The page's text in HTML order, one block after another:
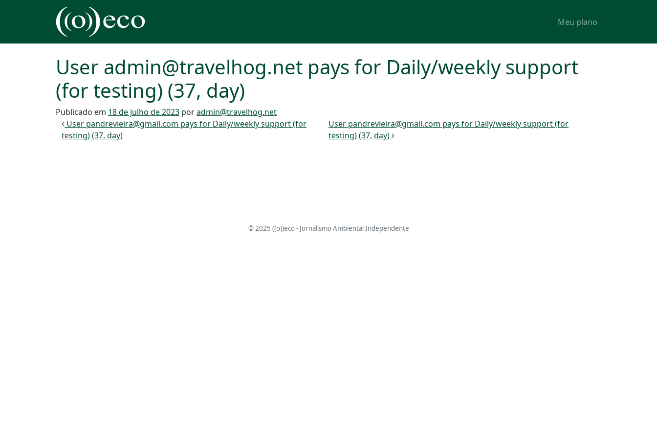
Pular para o conteúdo
Navegação principal Meu plano
User admin@travelhog.net pays for Daily/weekly support
(for testing) (37, day)
Publicado em 18 de julho de 2023 poradmin@travelhog.net
Navegação de post
User pandrevieira@gmail.com pays for Daily/weekly support (for
testing) (37, day)
User pandrevieira@gmail.com pays for Daily/weekly support (for
testing) (37, day)
© 2025 ((o))eco - Jornalismo Ambiental Independente